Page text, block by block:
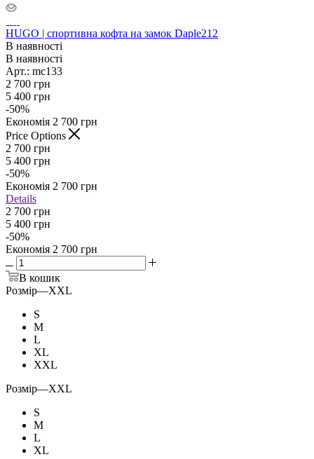
HUGO | спортивна кофта на замок Daple212
В наявності
В наявності
Арт.: mc133
2 700 грн
5 400 грн
-50%
Економія 2 700 грн
Price Options
2 700 грн
5 400 грн
-50%
Економія 2 700 грн
Details
2 700 грн
5 400 грн
-50%
Економія 2 700 грн
В кошик
Розмір—XXL
S
M
L
XL
XXL
Розмір—XXL
S
M
L
XL